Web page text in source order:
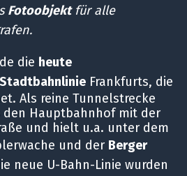
Fotoobjektfür alle
die heute
Frankfurts, die
Als reine Tunnelstrecke
den Hauptbahnhof mit der
und hielt u.a. unter dem
und der Berger
neue U-Bahn-Linie wurden